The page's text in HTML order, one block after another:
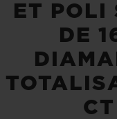
ET POLI
DE
CT